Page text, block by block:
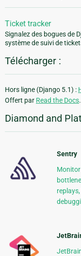
Ticket tracker
Signalez des bogues de
système de suivi de
Télécharger :
Hors ligne (Django 5.1) :
Offert par Read the Docs.
Diamond and
Sentry